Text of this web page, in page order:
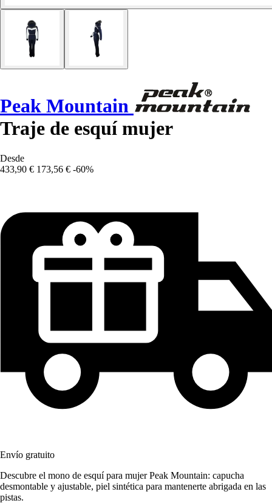
Peak Mountain
Traje de esquí mujer
Desde
433,90 € 173,56 € -60%
Envío gratuito
Descubre el mono de esquí para mujer Peak Mountain: capucha
desmontable y ajustable, piel sintética para mantenerte abrigada en las
pistas.